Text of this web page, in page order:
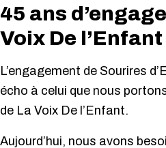
45 ans
Voix De l’Enfant
L’engagement de Sourires
écho à celui que nous
de La Voix De l’Enfant.
Aujourd’hui, nous avons